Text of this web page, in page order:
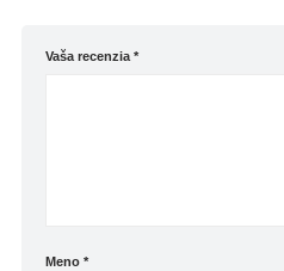
poriadne emotívny.
Vaša recenzia*
Meno*